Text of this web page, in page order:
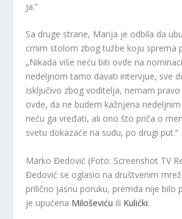
ja.“
Sa druge strane, Marija je odbila da
crnim stolom zbog tužbe koju sprema
„Nikada više neću biti ovde na
nedeljnom tamo davati intervjue, sve
Isključivo zbog voditelja, nemam
ovde, da ne budem kažnjena
neću ga vređati, ali ono što priča o
svetu dokazaće na sudu, po drugi put.“
Marko Đedović (Foto: Screenshot TV
Đedović se oglasio na društvenim
prilično jasnu poruku, premda nije bilo
je upućena Miloševiću ili Kulićki.